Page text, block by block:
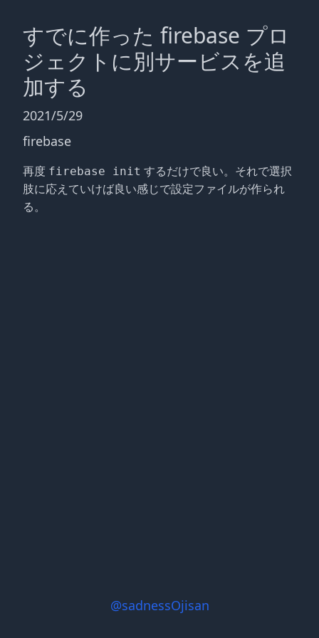
すでに作った firebase プロ
ジェクトに別サービスを追
加する
2021/5/29
firebase
再度 firebase init するだけで良い。それで選択
肢に応えていけば良い感じで設定ファイルが作られ
る。
@sadnessOjisan